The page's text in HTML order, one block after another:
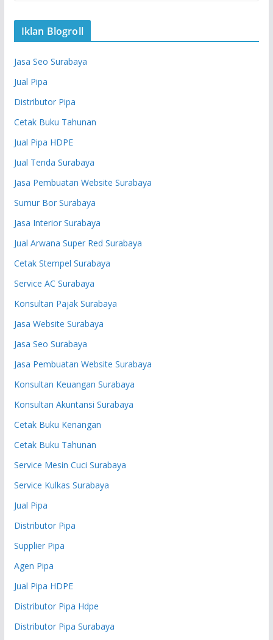
Iklan Blogroll
Jasa Seo Surabaya
Jual Pipa
Distributor Pipa
Cetak Buku Tahunan
Jual Pipa HDPE
Jual Tenda Surabaya
Jasa Pembuatan Website Surabaya
Sumur Bor Surabaya
Jasa Interior Surabaya
Jual Arwana Super Red Surabaya
Cetak Stempel Surabaya
Service AC Surabaya
Konsultan Pajak Surabaya
Jasa Website Surabaya
Jasa Seo Surabaya
Jasa Pembuatan Website Surabaya
Konsultan Keuangan Surabaya
Konsultan Akuntansi Surabaya
Cetak Buku Kenangan
Cetak Buku Tahunan
Service Mesin Cuci Surabaya
Service Kulkas Surabaya
Jual Pipa
Distributor Pipa
Supplier Pipa
Agen Pipa
Jual Pipa HDPE
Distributor Pipa Hdpe
Distributor Pipa Surabaya